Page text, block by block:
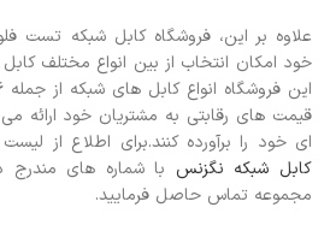
علاوه بر این، فروشگاه کابل شبکه تست
خود امکان انتخاب از بین انواع مختلف
قیمت های رقابتی به مشتریان خود ارائه
ای خود را برآورده کنند.برای اطلاع از
کابل شبکه نگزنس با شماره های
مجموعه تماس حاصل فرمایید.